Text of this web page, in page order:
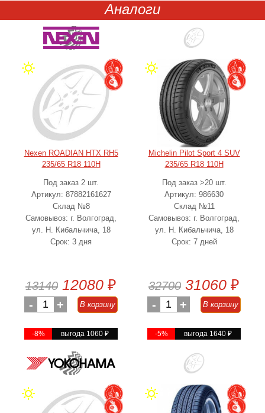
Аналоги
Nexen ROADIAN HTX RH5
235/65 R18 110H
Под заказ 2 шт.
Артикул: 87882161627
Склад №8
Самовывоз: г. Волгоград,
ул. Н. Кибальчича, 18
Срок: 3 дня
13140 12080 ₽
- 1 + В корзину
-8% выгода 1060₽
Michelin Pilot Sport 4 SUV
235/65 R18 110H
Под заказ >20 шт.
Артикул: 986630
Склад №11
Самовывоз: г. Волгоград,
ул. Н. Кибальчича, 18
Срок: 7 дней
32700 31060 ₽
- 1 + В корзину
-5% выгода 1640₽